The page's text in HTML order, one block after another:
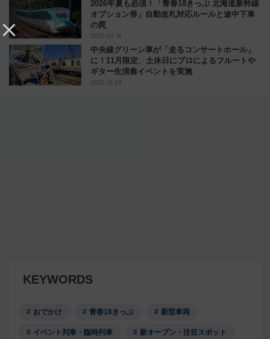
2026年夏も必須！「青春18きっぷ 北海道新幹線
オプション券」自動改札対応ルールと途中下車
の罠
2026.07.14
中央線グリーン車が「走るコンサートホール」
に！11月限定、土休日にプロによるフルートや
ギター生演奏イベントを実施
2025.10.29
KEYWORDS
おでかけ 青春18きっぷ 新型車両
イベント列車・臨時列車 新オープン・注目スポット